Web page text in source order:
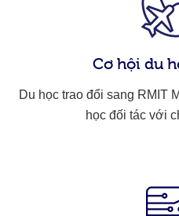
Cơ hội du
Du học trao đổi sang RMIT
học đối tác với